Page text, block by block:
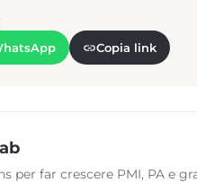
Copia link
per far crescere PMI, PA e